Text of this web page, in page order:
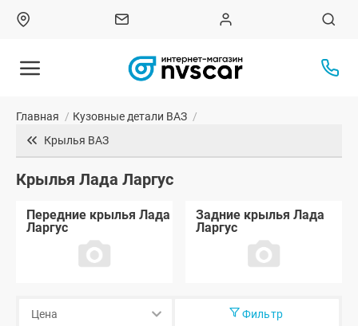
Главная / Кузовные детали ВАЗ /
Крылья ВАЗ
Крылья Лада Ларгус
Передние крылья Лада
Ларгус
Задние крылья Лада
Ларгус
Фильтр